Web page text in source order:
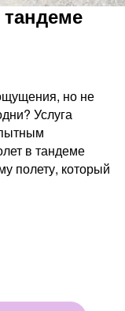
но не
Услуга
в тандеме
полету, который